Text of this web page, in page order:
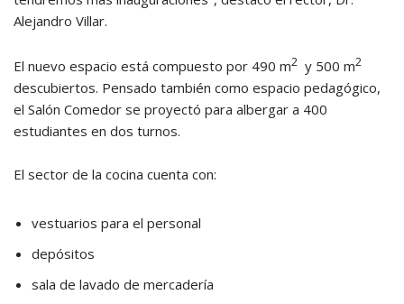
Alejandro Villar.
El nuevo espacio está compuesto por 490 m2 y 500 m2
descubiertos. Pensado también como espacio pedagógico,
el Salón Comedor se proyectó para albergar a 400
estudiantes en dos turnos.
El sector de la cocina cuenta con:
vestuarios para el personal
depósitos
sala de lavado de mercadería